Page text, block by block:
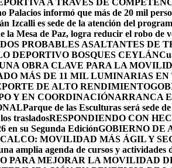
A TRAVÉS DE
informó que más de 20 mil
Izcalli es sede de la atención del
la Mesa de Paz, logra reducir el robo de
PROBABLES ASALTANTES DE
DEPORTIVO BOSQUES CEYLÁN
OBRA CLAVE PARA LA
MÁS DE 11 MIL LUMINARIAS
DE ALTO RENDIMIENTO
Y EN COORDINACIÓNARRANCA
Parque de las Esculturas será sede
trasladosRESPONDIENDO CON
en su Segunda EdiciónGOBIERNO DE
MOVILIDAD MÁS ÁGIL Y
amplia agenda de cursos y actividades
PARA MEJORAR LA MOVILIDAD